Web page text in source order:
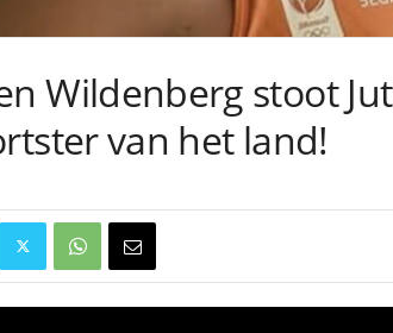
Wildenberg stoot
van het land!